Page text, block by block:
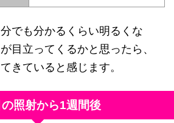
でも分かるくらい明るくな
目立ってくるかと思ったら、
きていると感じます。
照射から1週間後